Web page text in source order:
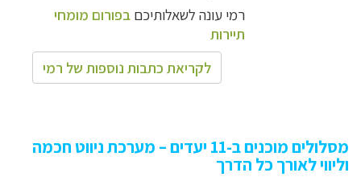
רמי עונה לשאלותיכם בפורום מומחי
תיירות
לקריאת כתבות נוספות של רמי
מסלולים מוכנים ב-11 יעדים – מערכת ניווט חכמה
וליווי לאורך כל הדרך